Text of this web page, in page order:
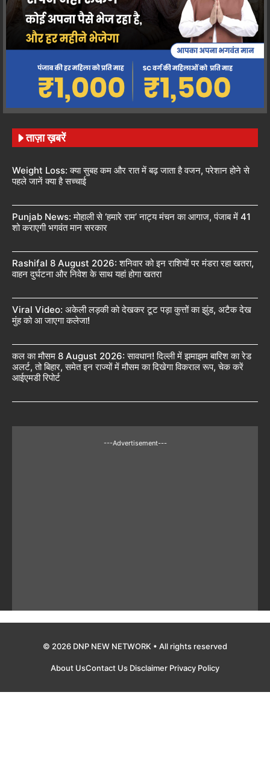
ताज़ा ख़बरें
Weight Loss: क्या सुबह कम और रात में बढ़ जाता है वजन, परेशान होने से
पहले जानें क्या है सच्चाई
Punjab News: मोहाली से ‘हमारे राम’ नाट्य मंचन का आगाज, पंजाब में 41
शो कराएगी भगवंत मान सरकार
Rashifal 8 August 2026: शनिवार को इन राशियों पर मंडरा रहा खतरा,
वाहन दुर्घटना और निवेश के साथ यहां होगा खतरा
Viral Video: अकेली लड़की को देखकर टूट पड़ा कुत्तों का झुंड, अटैक देख
मुंह को आ जाएगा कलेजा!
कल का मौसम 8 August 2026: सावधान! दिल्ली में झमाझम बारिश का रेड
अलर्ट, तो बिहार, समेत इन राज्यों में मौसम का दिखेगा विकराल रूप, चेक करें
आईएमडी रिपोर्ट
---Advertisement---
© 2026 DNP NEW NETWORK • All rights reserved
About UsContact Us Disclaimer Privacy Policy